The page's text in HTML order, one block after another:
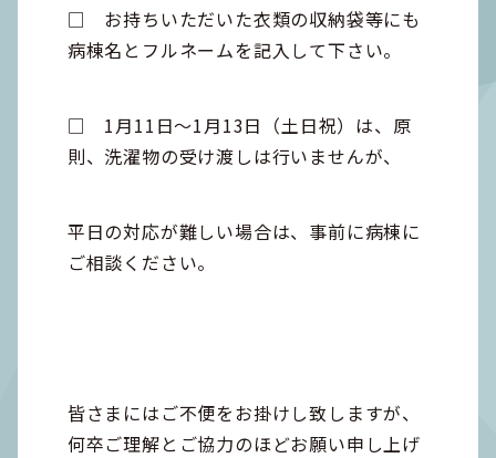
□ お持ちいただいた衣類の収納袋等にも
病棟名とフルネームを記入して下さい。
□ 1月11日～1月13日（土日祝）は、原
則、洗濯物の受け渡しは行いませんが、
平日の対応が難しい場合は、事前に病棟に
ご相談ください。
皆さまにはご不便をお掛けし致しますが、
何卒ご理解とご協力のほどお願い申し上げ